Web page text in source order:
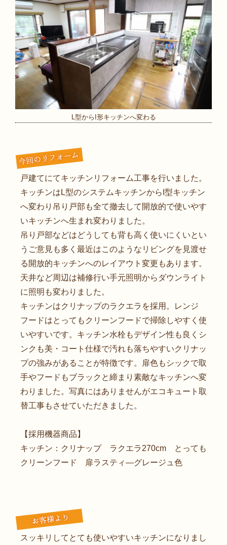
L型からI形キッチンへ変わる
戸建てにてキッチンリフォーム工事を行いました。
キッチンはL型のシステムキッチンからI型キッチン
へ変わり吊り戸部も全て撤去して開放的で使いやす
いキッチンへ生まれ変わりました。
吊り戸部などはどうしても背も高く使いにくいとい
うご意見も多く最近はこのようなリビングを見渡せ
る開放的キッチンへのレイアウト変更もあります。
天井など周辺は補修行い手元照明からダウンライト
に照明も変わりました。
キッチンはクリナップのラクエラを採用。レンジ
フードはとってもクリーンフードで掃除しやすく使
いやすいです。キッチン水栓もデザイン性も良くシ
ンクも美・コート仕様で汚れも落ちやすいクリナッ
プの強みがあることが特徴です。扉色もシックで取
手やフードもブラックと締まり素敵なキッチンへ変
わりました。写真にはありませんがエコキュート取
替工事もさせていただきました。
【採用機器商品】
キッチン：クリナップ ラクエラ270cm とっても
クリーンフード 扉ラスティ―グレージュ色
スッキリしてとても使いやすいキッチンになりまし